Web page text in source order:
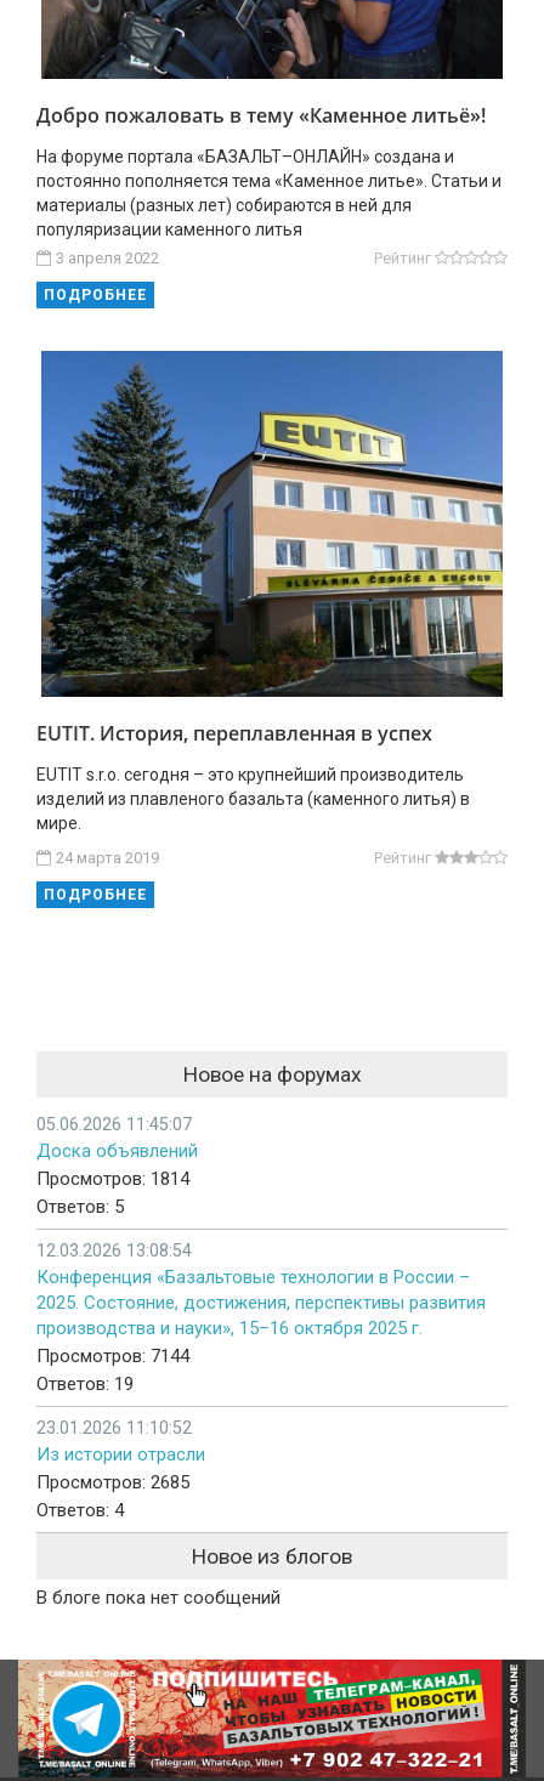
Добро пожаловать в тему «Каменное литьё»!
На форуме портала «БАЗАЛЬТ–ОНЛАЙН» создана и
постоянно пополняется тема «Каменное литье». Статьи и
материалы (разных лет) собираются в ней для
популяризации каменного литья
3 апреля 2022 Рейтинг
ПОДРОБНЕЕ
EUTIT. История, переплавленная в успех
EUTIT s.r.o. сегодня – это крупнейший производитель
изделий из плавленого базальта (каменного литья) в
мире.
24 марта 2019 Рейтинг
ПОДРОБНЕЕ
Новое на форумах
05.06.2026 11:45:07
Доска объявлений
Просмотров: 1814
Ответов: 5
12.03.2026 13:08:54
Конференция «Базальтовые технологии в России –
2025. Состояние, достижения, перспективы развития
производства и науки», 15–16 октября 2025 г.
Просмотров: 7144
Ответов: 19
23.01.2026 11:10:52
Из истории отрасли
Просмотров: 2685
Ответов: 4
Новое из блогов
В блоге пока нет сообщений